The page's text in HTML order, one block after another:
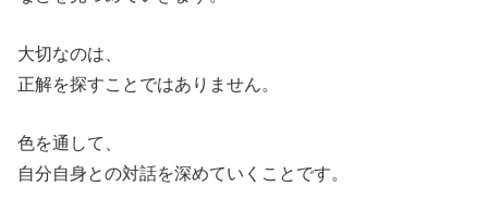
大切なのは、
正解を探すことではありません。
色を通して、
自分自身との対話を深めていくことです。